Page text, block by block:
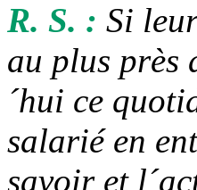
R. S. : Si
au plus près
´hui ce
salarié en
savoir et